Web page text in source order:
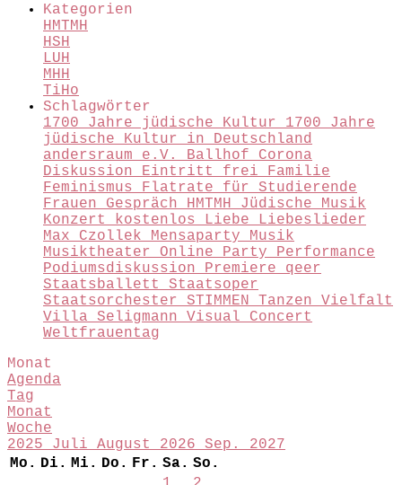
Kategorien
HMTMH
HSH
LUH
MHH
TiHo
Schlagwörter
1700 Jahre jüdische Kultur 1700 Jahre
jüdische Kultur in Deutschland
andersraum e.V. Ballhof Corona
Diskussion Eintritt frei Familie
Feminismus Flatrate für Studierende
Frauen Gespräch HMTMH Jüdische Musik
Konzert kostenlos Liebe
Liebeslieder
Max Czollek Mensaparty Musik
Musiktheater Online Party Performance
Podiumsdiskussion Premiere qeer
Staatsballett Staatsoper
Staatsorchester STIMMEN Tanzen Vielfalt
Villa Seligmann Visual Concert
Weltfrauentag
Monat
Agenda
Tag
Monat
Woche
2025 Juli August 2026 Sep. 2027
Mo. Di. Mi. Do. Fr. Sa. So.